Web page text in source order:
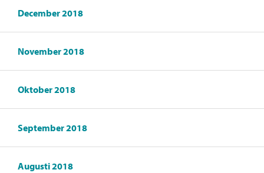
December 2018
November 2018
Oktober 2018
September 2018
Augusti 2018